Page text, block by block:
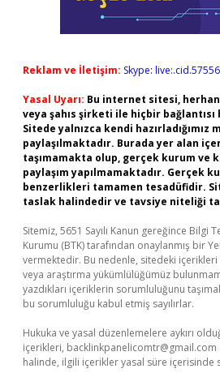
Reklam ve İletişim: Skype:
Yasal Uyarı: Bu internet sitesi,
veya şahıs şirketi ile hiçbir
Sitede yalnızca kendi hazırladığımız
paylaşılmaktadır. Burada yer alan
taşımamakta olup, gerçek kurum ve
paylaşım yapılmamaktadır. Gerçek
benzerlikleri tamamen tesadüfidir.
taslak halindedir ve tavsiye niteliği
Sitemiz, 5651 Sayılı Kanun gereğince Bilgi
Kurumu (BTK) tarafından onaylanmış bir
vermektedir. Bu nedenle, sitedeki
veya araştırma yükümlülüğümüz
yazdıkları içeriklerin sorumluluğunu
bu sorumluluğu kabul etmiş sayılırlar.
Hukuka ve yasal düzenlemelere aykırı
içerikleri, backlinkpanelicomtr@gmail.com
halinde, ilgili içerikler yasal süre içerisinde